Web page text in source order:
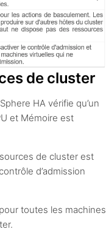
de cluster
HA vérifie qu’un
et Mémoire est
de cluster est
d’admission
toutes les machines